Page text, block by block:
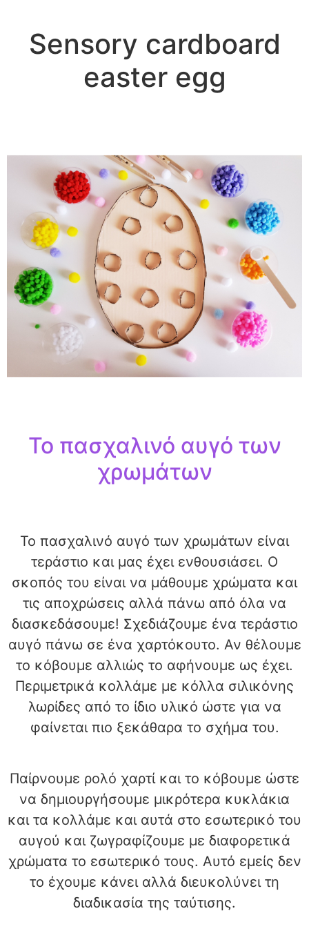
Sensory cardboard
easter egg
Το πασχαλινό αυγό των
χρωμάτων
Το πασχαλινό αυγό των χρωμάτων είναι
τεράστιο και μας έχει ενθουσιάσει. Ο
σκοπός του είναι να μάθουμε χρώματα και
τις αποχρώσεις αλλά πάνω από όλα να
διασκεδάσουμε! Σχεδιάζουμε ένα τεράστιο
αυγό πάνω σε ένα χαρτόκουτο. Αν θέλουμε
το κόβουμε αλλιώς το αφήνουμε ως έχει.
Περιμετρικά κολλάμε με κόλλα σιλικόνης
λωρίδες από το ίδιο υλικό ώστε για να
φαίνεται πιο ξεκάθαρα το σχήμα του.
Παίρνουμε ρολό χαρτί και το κόβουμε ώστε
να δημιουργήσουμε μικρότερα κυκλάκια
και τα κολλάμε και αυτά στο εσωτερικό του
αυγού και ζωγραφίζουμε με διαφορετικά
χρώματα το εσωτερικό τους. Αυτό εμείς δεν
το έχουμε κάνει αλλά διευκολύνει τη
διαδικασία της ταύτισης.